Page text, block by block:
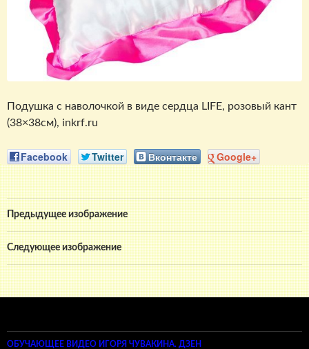
Подушка с наволочкой в виде сердца LIFE, розовый кант
(38×38см), inkrf.ru
Facebook Twitter Вконтакте Google+
Предыдущее изображение
Следующее изображение
ОБУЧАЮЩЕЕ ВИДЕО ИГОРЯ ЧУВАКИНА. ДЗЕН